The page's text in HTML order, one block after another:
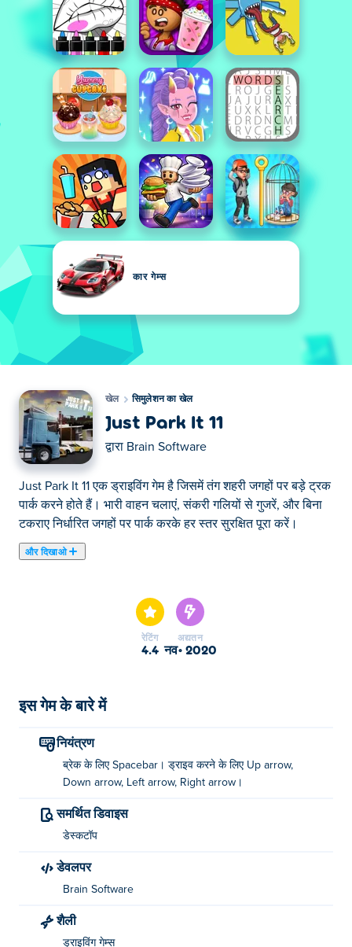
कार गेम्स
खेल सिमुलेशन का खेल
Just Park It 11
द्वारा Brain Software
Just Park It 11 एक ड्राइविंग गेम है जिसमें तंग शहरी जगहों पर बड़े ट्रक
पार्क करने होते हैं। भारी वाहन चलाएं, संकरी गलियों से गुजरें, और बिना
टकराए निर्धारित जगहों पर पार्क करके हर स्तर सुरक्षित पूरा करें।
और दिखाओ
रेटिंग
4.4
अद्यतन
नव॰ 2020
इस गेम के बारे में
नियंत्रण
ब्रेक के लिए Spacebar। ड्राइव करने के लिए Up arrow,
Down arrow, Left arrow, Right arrow।
समर्थित डिवाइस
डेस्कटॉप
डेवलपर
Brain Software
शैली
ड्राइविंग गेम्स